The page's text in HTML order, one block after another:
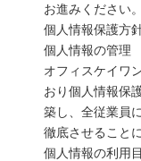
お進みください。
個人情報保護方
個人情報の管理
オフィスケイワ
おり個人情報保
築し、全従業員
徹底させること
個人情報の利用